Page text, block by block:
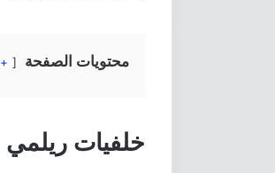
محتويات الصفحة +
خلفيات ريلمي 7i